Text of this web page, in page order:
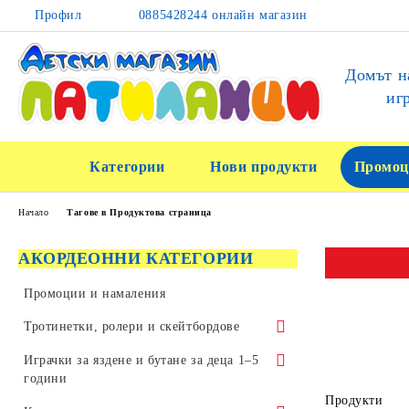
Профил 0885428244 онлайн магазин
Домът
Категории Нови продукти
АКОРДЕОННИ КАТЕГОРИИ
Промоции и намаления
Тротинетки, ролери и скейтбордове
Тротинетки за трикове и скачане
Играчки за яздене и бутане за деца 1–5
години
Начало Тагове в Продуктова страница
Продукти